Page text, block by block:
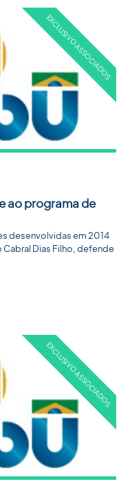
ao programa de
desenvolvidas em 2014
Cabral Dias Filho, defende